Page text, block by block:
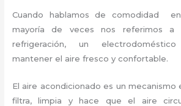
Cuando hablamos de comodidad
mayoría de veces nos referimos
refrigeración, un
mantener el aire fresco y confortable.
El aire acondicionado es un
filtra, limpia y hace que el aire